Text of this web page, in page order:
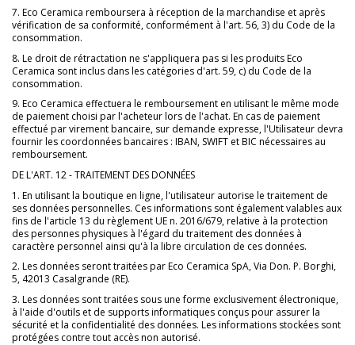
7. Eco Ceramica remboursera à réception de la marchandise et après
vérification de sa conformité, conformément à l'art. 56, 3) du Code de la
consommation.
8. Le droit de rétractation ne s'appliquera pas si les produits Eco
Ceramica sont inclus dans les catégories d'art. 59, c) du Code de la
consommation.
9. Eco Ceramica effectuera le remboursement en utilisant le même mode
de paiement choisi par l'acheteur lors de l'achat. En cas de paiement
effectué par virement bancaire, sur demande expresse, l'Utilisateur devra
fournir les coordonnées bancaires : IBAN, SWIFT et BIC nécessaires au
remboursement.
DE L'ART. 12 - TRAITEMENT DES DONNÉES
1. En utilisant la boutique en ligne, l'utilisateur autorise le traitement de
ses données personnelles. Ces informations sont également valables aux
fins de l'article 13 du règlement UE n. 2016/679, relative à la protection
des personnes physiques à l'égard du traitement des données à
caractère personnel ainsi qu'à la libre circulation de ces données.
2. Les données seront traitées par Eco Ceramica SpA, Via Don. P. Borghi,
5, 42013 Casalgrande (RE).
3. Les données sont traitées sous une forme exclusivement électronique,
à l'aide d'outils et de supports informatiques conçus pour assurer la
sécurité et la confidentialité des données. Les informations stockées sont
protégées contre tout accès non autorisé.